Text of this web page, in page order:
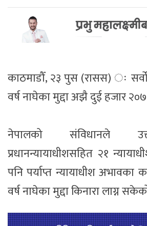
काठमाडौँ, २३ पुस (रासस) ः
वर्ष नाघेका मुद्दा अझै दुई हजार
नेपालको संविधानले
प्रधानन्यायाधीशसहित २१
पनि पर्याप्त न्यायाधीश
वर्ष नाघेका मुद्दा किनारा लाग्न